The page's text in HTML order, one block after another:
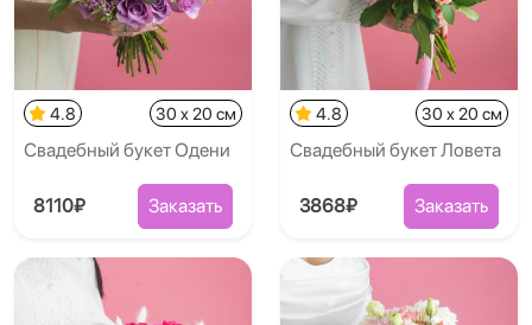
4.8 30 x 20 см
Свадебный букет Одени
8110₽ Заказать
4.8 30 x 20 см
Свадебный букет Ловета
3868₽ Заказать